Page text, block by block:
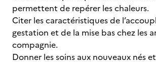
permettent de repérer les chaleurs.
Citer les caractéristiques de
gestation et de la mise bas chez les
compagnie.
Donner les soins aux nouveaux nés